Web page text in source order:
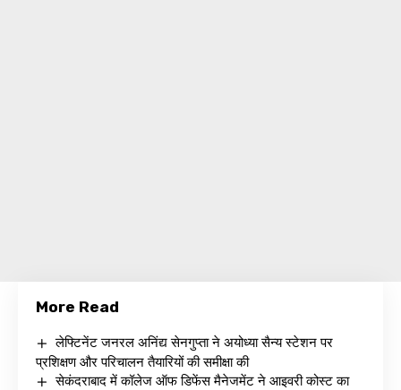
More Read
लेफ्टिनेंट जनरल अनिंद्य सेनगुप्ता ने अयोध्या सैन्य स्टेशन पर
प्रशिक्षण और परिचालन तैयारियों की समीक्षा की
सेकंदराबाद में कॉलेज ऑफ डिफेंस मैनेजमेंट ने आइवरी कोस्ट का